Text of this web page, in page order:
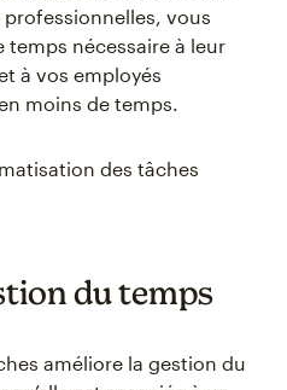
vous
temps nécessaire à leur
à vos employés
moins de temps.
des tâches
du temps
améliore la gestion du